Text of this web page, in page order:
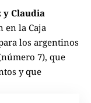
y Claudia
en la Caja
los argentinos
7), que
y que